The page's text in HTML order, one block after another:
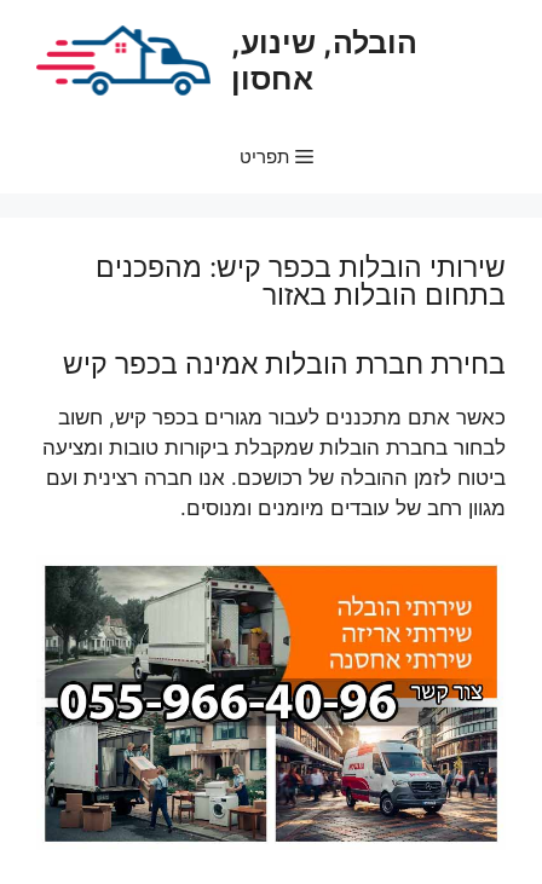
הובלה, שינוע,
אחסון
תפריט
שירותי הובלות בכפר קיש: מהפכנים
בתחום הובלות באזור
בחירת חברת הובלות אמינה בכפר קיש
כאשר אתם מתכננים לעבור מגורים בכפר קיש, חשוב
לבחור בחברת הובלות שמקבלת ביקורות טובות ומציעה
ביטוח לזמן ההובלה של רכושכם. אנו חברה רצינית ועם
מגוון רחב של עובדים מיומנים ומנוסים.